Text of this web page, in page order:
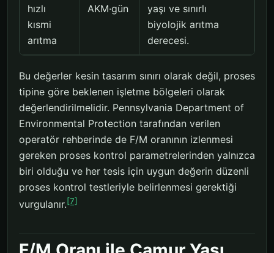
hızlı
kısmi
arıtma
AKM·gün
yaşı ve sınırlı
biyolojik arıtma
derecesi.
Bu değerler kesin tasarım sınırı olarak değil, proses
tipine göre beklenen işletme bölgeleri olarak
değerlendirilmelidir. Pennsylvania Department of
Environmental Protection tarafından verilen
operatör rehberinde de F/M oranının izlenmesi
gereken proses kontrol parametrelerinden yalnızca
biri olduğu ve her tesis için uygun değerin düzenli
proses kontrol testleriyle belirlenmesi gerektiği
vurgulanır.[7]